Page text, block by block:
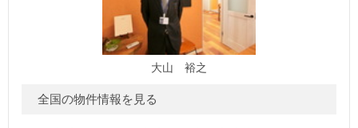
大山 裕之
全国の物件情報を見る